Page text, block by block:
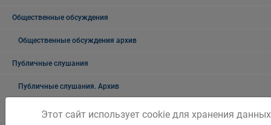
Общественные обсуждения
Общественные обсуждения архив
Публичные слушания
Публичные слушания. Архив
Проекты документов
Этот сайт использует cookie для хранения